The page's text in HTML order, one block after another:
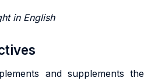
in English
and supplements